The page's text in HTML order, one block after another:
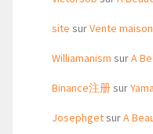
site surVente
Williamanism surA
Binance注册sur
JosephgetsurA